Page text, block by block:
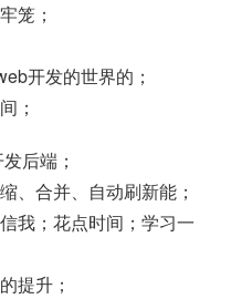
笼；
开发的世界的；
；
后端；
、合并、自动刷新能；
我；花点时间；学习一
提升；